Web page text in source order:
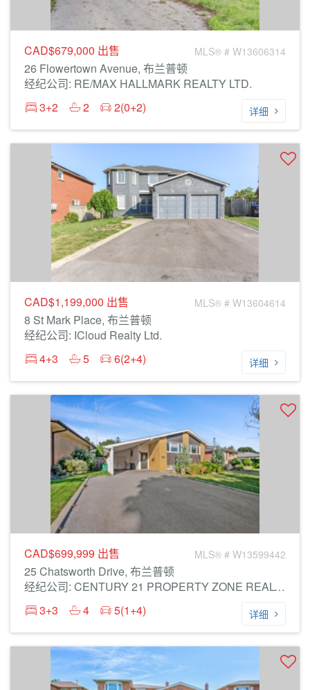
CAD$679,000 出售 MLS® # W13606314
26 Flowertown Avenue, 布兰普顿
经纪公司: RE/MAX HALLMARK REALTY LTD.
3+2
2 2(0+2) 详细
CAD$1,199,000 出售 MLS® # W13604614
8 St Mark Place, 布兰普顿
经纪公司: ICloud Realty Ltd.
4+3
5 6(2+4) 详细
CAD$699,999 出售 MLS® # W13599442
25 Chatsworth Drive, 布兰普顿
经纪公司: CENTURY 21 PROPERTY ZONE REALTY INC.
3+3
4 5(1+4) 详细